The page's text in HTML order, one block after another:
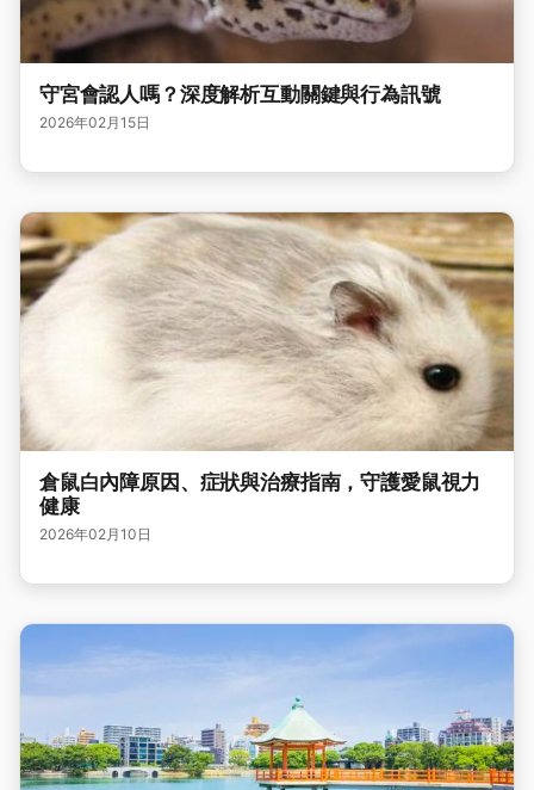
守宮會認人嗎？深度解析互動關鍵與行為訊號
2026年02月15日
倉鼠白內障原因、症狀與治療指南，守護愛鼠視力
健康
2026年02月10日